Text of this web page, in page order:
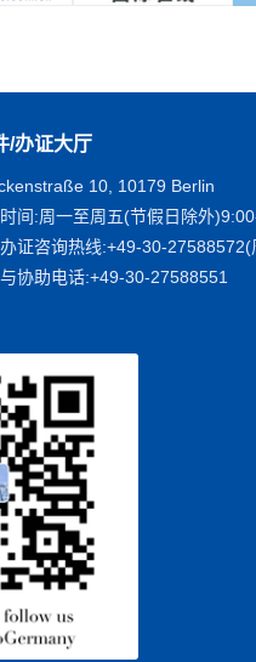
/办证大厅
10, 10179 Berlin
间:周一至周五(节假日除外
证咨询热线:+49-30-
协助电话:+49-30-27588551